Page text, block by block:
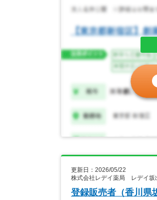
更新日：2026/05/22
株式会社レデイ薬局 レデイ坂
登録販売者（香川県